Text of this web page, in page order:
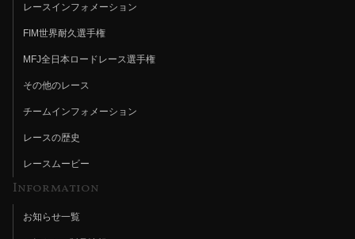
レースインフォメーション
FIM世界耐久選手権
MFJ全日本ロードレース選手権
その他のレース
チームインフォメーション
レースの歴史
レースムービー
Information
お知らせ一覧